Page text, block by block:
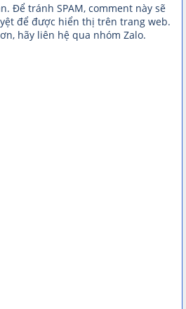
Để tránh SPAM, comment này sẽ
để được hiển thị trên trang web.
hãy liên hệ qua nhóm Zalo.